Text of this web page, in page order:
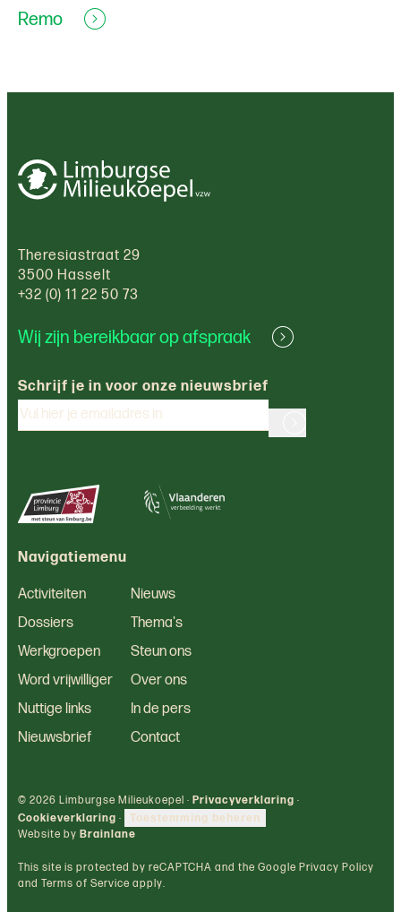
Remo
Theresiastraat 29
3500 Hasselt
+32 (0) 11 22 50 73
Wij zijn bereikbaar op afspraak
Schrijf je in voor onze nieuwsbrief
Navigatiemenu
Activiteiten
Nieuws
Dossiers
Thema's
Werkgroepen
Steun ons
Word vrijwilliger
Over ons
Nuttige links
In de pers
Nieuwsbrief
Contact
© 2026 Limburgse Milieukoepel · Privacyverklaring ·
Cookieverklaring · Toestemming beheren
Website by Brainlane
This site is protected by reCAPTCHA and the Google Privacy Policy
and Terms of Service apply.